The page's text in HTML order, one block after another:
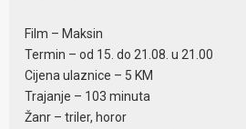
Film – Maksin
Termin – od 15. do 21.08. u 21.00
Cijena ulaznice – 5 KM
Trajanje – 103 minuta
Žanr – triler, horor